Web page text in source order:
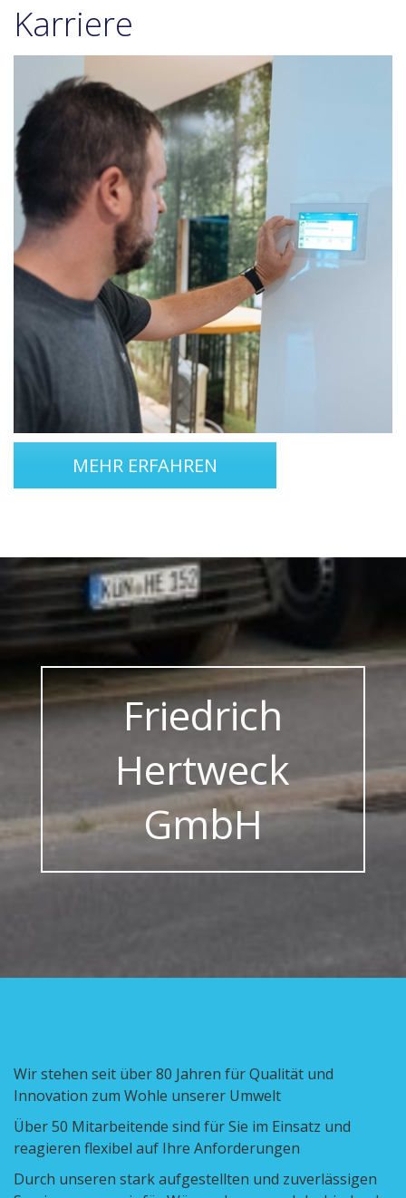
Karriere
MEHR ERFAHREN
Friedrich
Hertweck
GmbH
Wir stehen seit über 80 Jahren für Qualität und
Innovation zum Wohle unserer Umwelt
Über 50 Mitarbeitende sind für Sie im Einsatz und
reagieren flexibel auf Ihre Anforderungen
Durch unseren stark aufgestellten und zuverlässigen